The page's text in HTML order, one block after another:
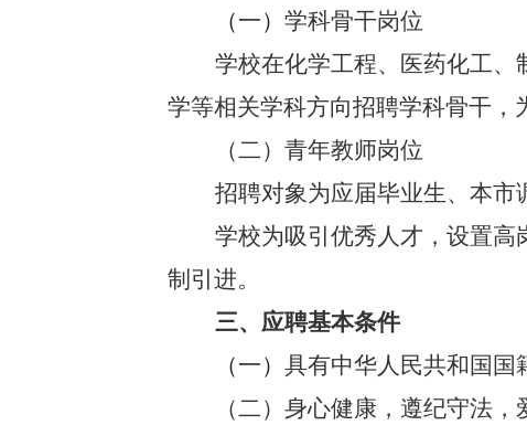
（一） 学科骨干岗位
学校在化学工程、医药化工
学等相关学科方向招聘学科骨干，
（二）青年教师岗位
招聘对象为应届毕业生、本市
学校为吸引优秀人才，设置
制引进。
三、应聘基本条件
（一） 具有中华人民共和国国
（二）身心健康，遵纪守法